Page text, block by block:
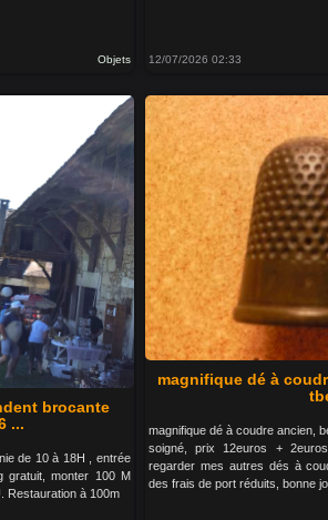
Objets 12/07/2026 02:33
brocante
...
de 10 à 18H , entrée
gratuit, monter 100 M
Restauration à 100m
magnifique dé à
magnifique dé à coudre ancien,
soigné, prix 12euros +
regarder mes autres dés à
des frais de port réduits, bonne